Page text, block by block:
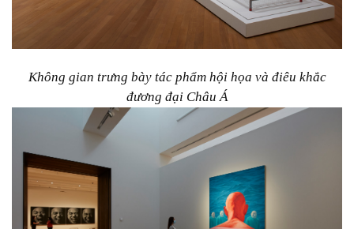
Không gian trưng bày tác phẩm hội họa và điêu khắc
đương đại Châu Á